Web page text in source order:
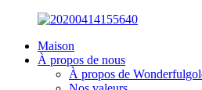
Maison
À propos de nous
À propos de